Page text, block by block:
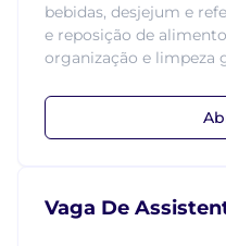
bebidas, desjejum e
e reposição de
organização e limpeza
Vaga De